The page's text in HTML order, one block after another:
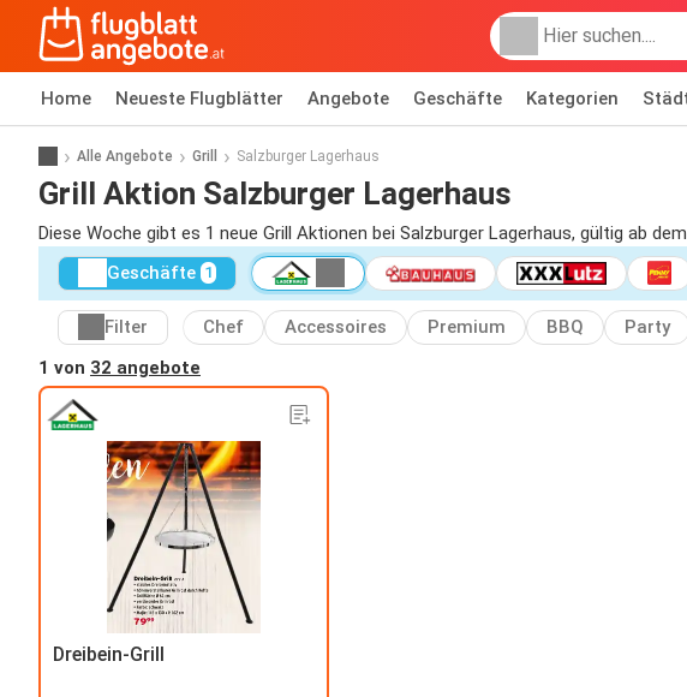
Home Neueste Flugblätter Angebote Geschäfte Kategorien
Alle Angebote Grill Salzburger Lagerhaus
Grill Aktion Salzburger Lagerhaus
Diese Woche gibt es 1 neue Grill Aktionen bei Salzburger Lagerhaus, gültig ab
Geschäfte 1
Filter Chef Accessoires Premium BBQ Party
1 von 32 angebote
Dreibein-Grill